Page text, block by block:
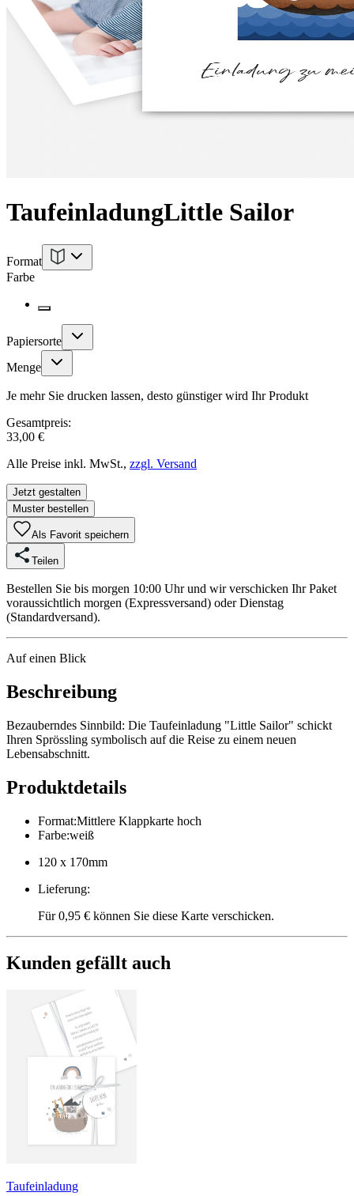
TaufeinladungLittle Sailor
Format
Farbe
Papiersorte
Menge
Je mehr Sie drucken lassen, desto günstiger wird Ihr Produkt
Gesamtpreis:
33,00 €
Alle Preise inkl. MwSt., zzgl. Versand
Jetzt gestalten
Muster bestellen
Als Favorit speichern
Teilen
Bestellen Sie bis morgen 10:00 Uhr und wir verschicken Ihr Paket
voraussichtlich morgen (Expressversand) oder Dienstag
(Standardversand).
Auf einen Blick
Beschreibung
Bezauberndes Sinnbild: Die Taufeinladung "Little Sailor" schickt
Ihren Sprössling symbolisch auf die Reise zu einem neuen
Lebensabschnitt.
Produktdetails
Format:Mittlere Klappkarte hoch
Farbe:weiß
120 x 170mm
Lieferung:
Für 0,95 € können Sie diese Karte verschicken.
Kunden gefällt auch
Taufeinladung